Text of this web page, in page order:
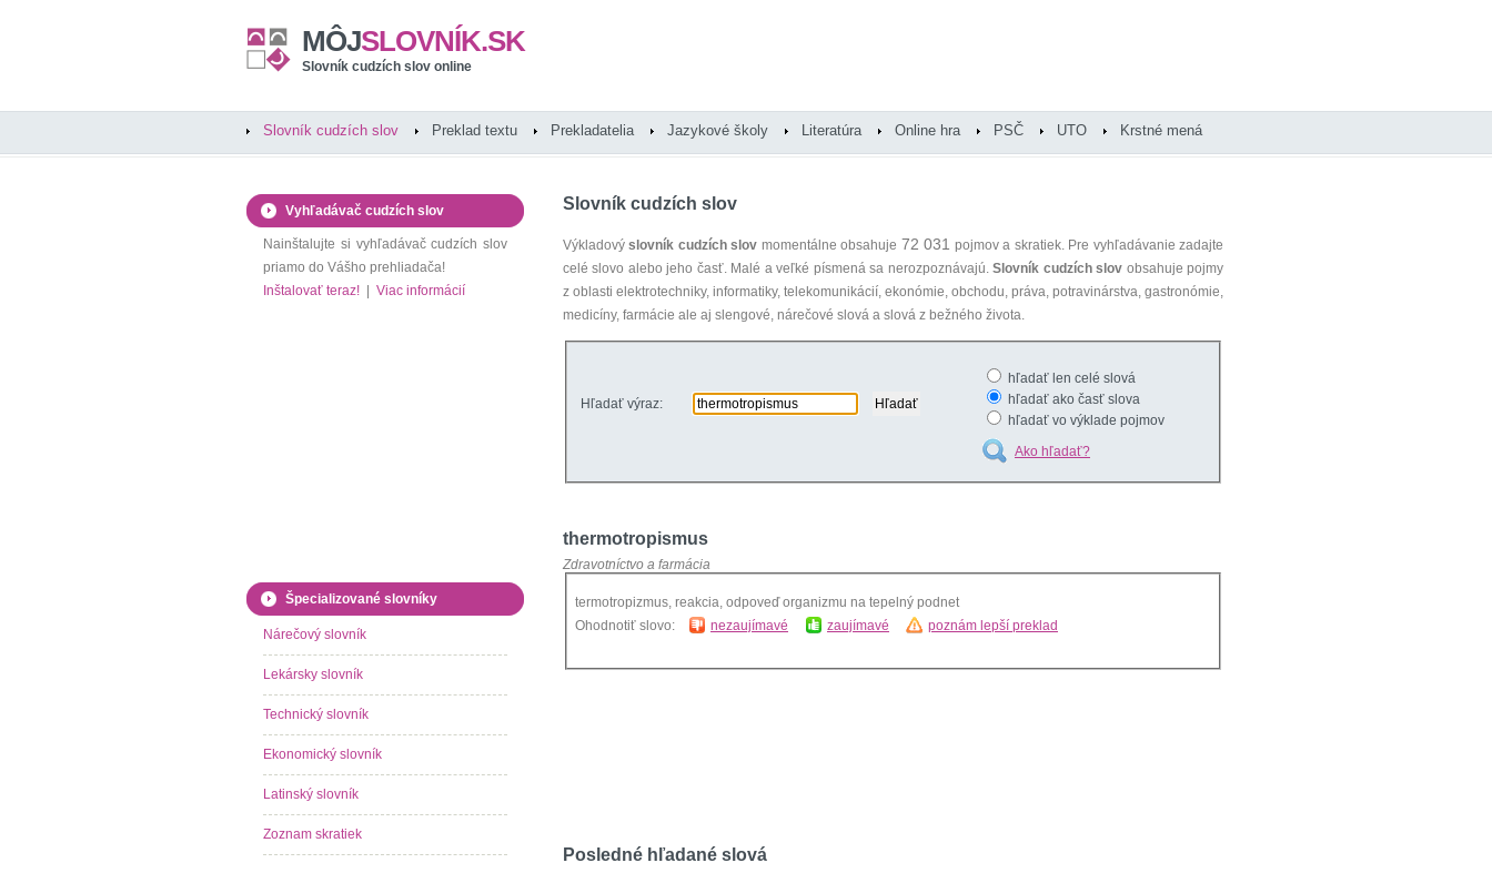
MÔJSLOVNÍK.SK
Slovník cudzích slov online
Slovník cudzích slov Preklad textu Prekladatelia Jazykové školy Literatúra Online hra PSČ UTO Krstné mená
Slovník cudzích slov
Výkladovýslovník cudzích slov momentálne obsahuje 72 031 pojmov a skratiek. Pre vyhľadávanie zadajte
celé slovo alebo jeho časť. Malé a veľké písmená sa nerozpoznávajú.Slovník cudzích slov obsahuje pojmy
z oblasti elektrotechniky, informatiky, telekomunikácií, ekonómie, obchodu, práva, potravinárstva, gastronómie,
medicíny, farmácie ale aj slengové, nárečové slová a slová z bežného života.
Hľadať výraz:
hľadať len celé slová
hľadať ako časť slova
hľadať vo výklade pojmov
Ako hľadať?
thermotropismus
Zdravotníctvo a farmácia
termotropizmus, reakcia, odpoveď organizmu na tepelný podnet
Ohodnotiť slovo:
nezaujímavé zaujímavé poznám lepší preklad
Posledné hľadané slová
Vyhľadávač cudzích slov
Nainštalujte si vyhľadávač cudzích slov
priamo do Vášho prehliadača!
Inštalovať teraz!
Viac informácií
Špecializované slovníky
Nárečový slovník
Lekársky slovník
Technický slovník
Ekonomický slovník
Latinský slovník
Zoznam skratiek